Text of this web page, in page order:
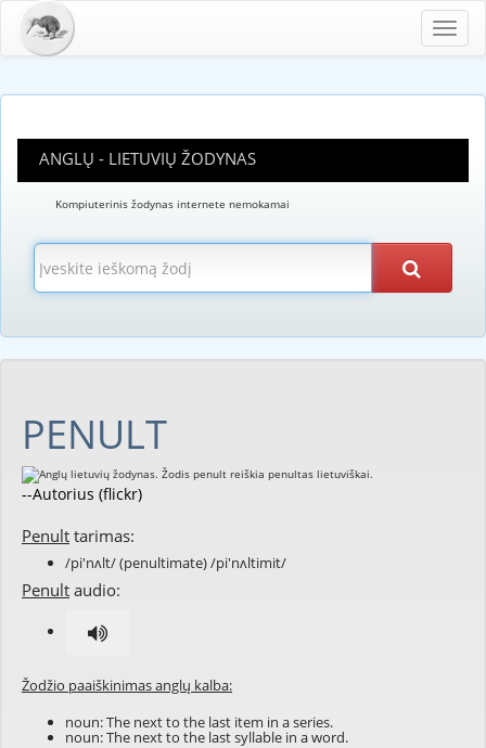
ANGLŲ - LIETUVIŲ ŽODYNAS
Kompiuterinis žodynas internete nemokamai
PENULT
--Autorius (flickr)
Penult tarimas:
/pi'nʌlt/ (penultimate) /pi'nʌltimit/
Penult audio:
Žodžio paaiškinimas anglų kalba:
noun: The next to the last item in a series.
noun: The next to the last syllable in a word.